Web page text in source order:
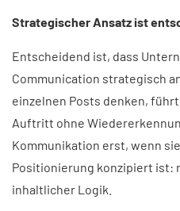
Strategischer Ansatz ist
Entscheidend ist, dass
Communication strategisch
einzelnen Posts denken,
Auftritt ohne
Kommunikation erst, wenn
Positionierung konzipiert ist:
inhaltlicher Logik.